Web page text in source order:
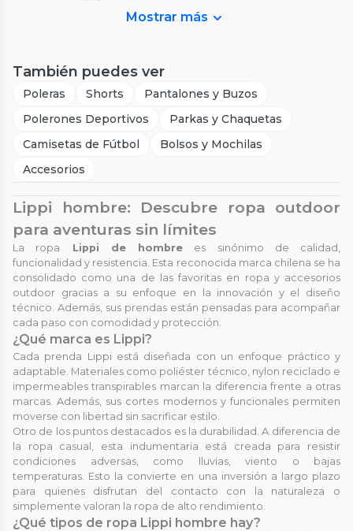
Mostrar más
También puedes ver
Poleras Shorts
Pantalones y Buzos
Polerones Deportivos
Parkas y Chaquetas
Camisetas de Fútbol
Bolsos y Mochilas
Accesorios
Lippi hombre: Descubre ropa outdoor
para aventuras sin límites
La ropa Lippi de hombre es sinónimo de calidad,
funcionalidad y resistencia. Esta reconocida marca chilena se ha
consolidado como una de las favoritas en ropa y accesorios
outdoor gracias a su enfoque en la innovación y el diseño
técnico. Además, sus prendas están pensadas para acompañar
cada paso con comodidad y protección.
¿Qué marca es Lippi?
Cada prenda Lippi está diseñada con un enfoque práctico y
adaptable. Materiales como poliéster técnico, nylon reciclado e
impermeables transpirables marcan la diferencia frente a otras
marcas. Además, sus cortes modernos y funcionales permiten
moverse con libertad sin sacrificar estilo.
Otro de los puntos destacados es la durabilidad. A diferencia de
la ropa casual, esta indumentaria está creada para resistir
condiciones adversas, como lluvias, viento o bajas
temperaturas. Esto la convierte en una inversión a largo plazo
para quienes disfrutan del contacto con la naturaleza o
simplemente valoran la ropa de alto rendimiento.
¿Qué tipos de ropa Lippi hombre hay?